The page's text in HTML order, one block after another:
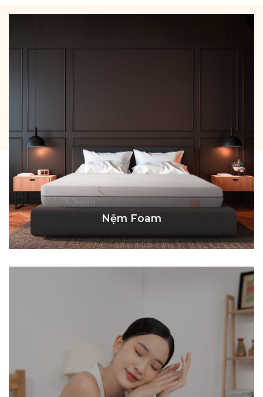
Nệm Foam